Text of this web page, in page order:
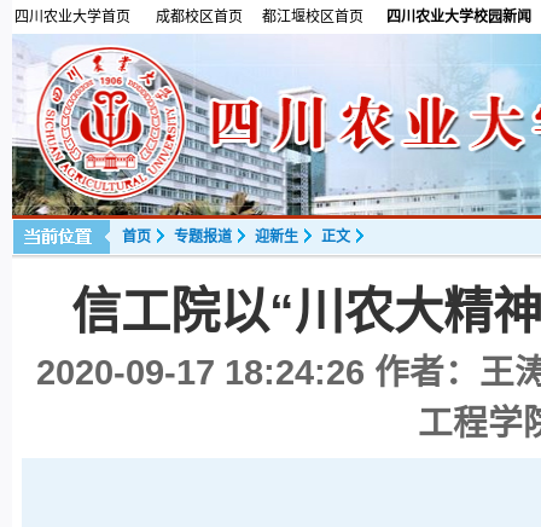
四川农业大学首页 成都校区首页 都江堰校区首页 四川农业大学校园新闻
首页 专题报道 迎新生 正文
信工院以“川农大精
2020-09-17 18:24:26 作者：王
工程学